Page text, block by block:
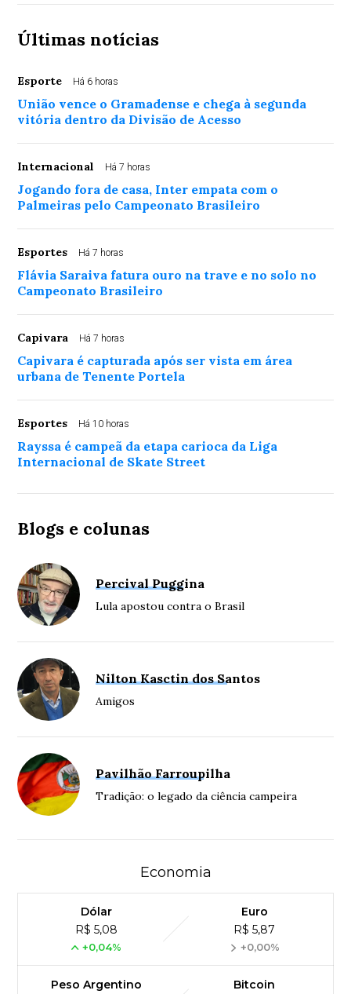
Últimas notícias
Esporte Há 6 horas
União vence o Gramadense e chega à segunda
vitória dentro da Divisão de Acesso
Internacional Há 7 horas
Jogando fora de casa, Inter empata com o
Palmeiras pelo Campeonato Brasileiro
Esportes Há 7 horas
Flávia Saraiva fatura ouro na trave e no solo no
Campeonato Brasileiro
Capivara Há 7 horas
Capivara é capturada após ser vista em área
urbana de Tenente Portela
Esportes Há 10 horas
Rayssa é campeã da etapa carioca da Liga
Internacional de Skate Street
Blogs e colunas
Percival Puggina
Lula apostou contra o Brasil
Nilton Kasctin dos Santos
Amigos
Pavilhão Farroupilha
Tradição: o legado da ciência campeira
Economia
Dólar
R$ 5,08
+0,04%
Euro
R$ 5,87
+0,00%
Peso Argentino
Bitcoin